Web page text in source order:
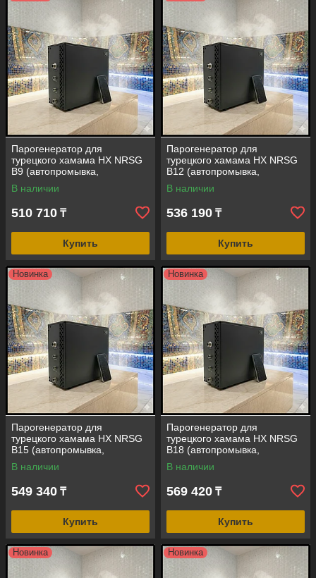
Парогенератор для
турецкого хамама HX NRSG
B9 (автопромывка,
сенсорный пульт, мощность =
9 кВт, объем помещения = 5-
В наличии
510 710 ₸
Купить
Парогенератор для
турецкого хамама HX NRSG
B12 (автопромывка,
сенсорный пульт, мощность =
12 кВт, объем помещения =
В наличии
536 190 ₸
Купить
Новинка
Парогенератор для
турецкого хамама HX NRSG
B15 (автопромывка,
сенсорный пульт, мощность =
15 кВт, объем помещения =
В наличии
549 340 ₸
Купить
Новинка
Парогенератор для
турецкого хамама HX NRSG
B18 (автопромывка,
сенсорный пульт, мощность =
18 кВт, объем помещения =
В наличии
569 420 ₸
Купить
Новинка Новинка